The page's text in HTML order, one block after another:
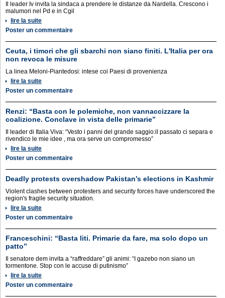
Il leader Iv invita la sindaca a prendere le distanze da Nardella. Crescono i
malumori nel Pd e in Cgil
lire la suite
Poster un commentaire
Ceuta, i timori che gli sbarchi non siano finiti. L'Italia per ora
non revoca le misure
La linea Meloni-Piantedosi: intese coi Paesi di provenienza
lire la suite
Poster un commentaire
Renzi: “Basta con le polemiche, non vannaccizzare la
coalizione. Conclave in vista delle primarie”
Il leader di Italia Viva: “Vesto i panni del grande saggio:il passato ci separa e
rivendico le mie idee , ma ora serve un compromesso”
lire la suite
Poster un commentaire
Deadly protests overshadow Pakistan’s elections in Kashmir
Violent clashes between protesters and security forces have underscored the
region's fragile security situation.
lire la suite
Poster un commentaire
Franceschini: “Basta liti. Primarie da fare, ma solo dopo un
patto”
Il senatore dem invita a “raffreddare” gli animi: “I gazebo non siano un
tormentone. Stop con le accuse di putinismo”
lire la suite
Poster un commentaire